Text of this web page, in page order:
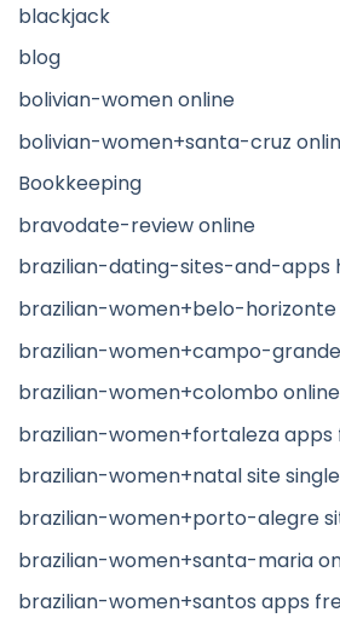
blackjack
blog
bolivian-women online
bolivian-women+santa-cruz
Bookkeeping
bravodate-review online
brazilian-dating-sites-and-apps
brazilian-women+belo-horizonte
brazilian-women+campo-
brazilian-women+colombo online
brazilian-women+fortaleza apps
brazilian-women+natal site
brazilian-women+porto-alegre
brazilian-women+santa-maria
brazilian-women+santos apps